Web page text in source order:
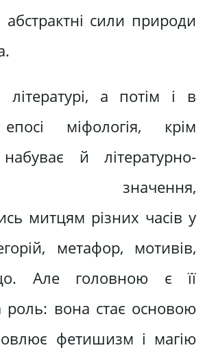
сили природи
літературі, а потім і в
міфологія, крім
набуває й літературно-
значення,
митцям різних часів у
метафор, мотивів,
Але головною є її
роль: вона стає основою
фетишизм і магію